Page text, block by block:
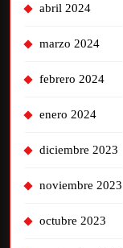
abril 2024
marzo 2024
febrero 2024
enero 2024
diciembre 2023
noviembre 2023
octubre 2023